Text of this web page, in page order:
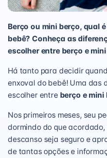
Berço ou mini berço, qual
bebê? Conheça as
escolher entre berço e
Há tanto para decidir
enxoval do bebê! Uma das
escolher entre berço e mini
Nos primeiros meses, seu
dormindo do que
descanso seja seguro e
de tantas opções e